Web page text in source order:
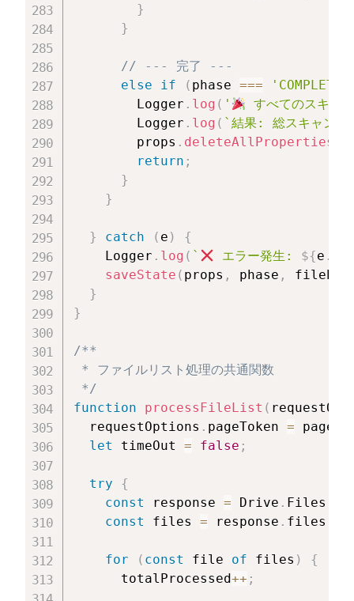
}
}
// --- 完了 ---
else
if ( phase ===
        Logger
. log ( '
すべてのスキャ
        Logger
. log ( `結果: 総スキャン
        props
. deleteAllProperties
return ;
}
}
} catch ( e )
{
    Logger
. log ( ` エラー発生: ${e .
saveState ( props , phase ,
}
}
/**
* ファイルリスト処理の共通関数
*/
function
processFileList (
  requestOptions
. pageToken =
let
timeOut = false ;
try
{
const
response = Drive . Files
const
files = response . files
for ( const file of files )
{
      totalProcessed
++ ;